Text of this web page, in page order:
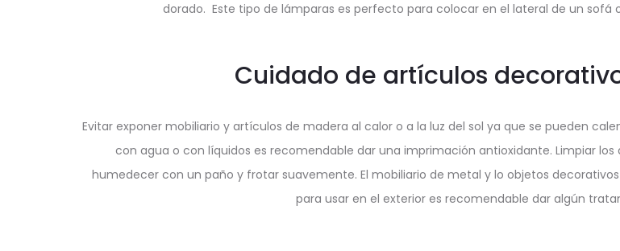
dorado. Este tipo de lámparas es perfecto para colocar en el lateral de un
Cuidado de artículos
Evitar exponer mobiliario y artículos de madera al calor o a la luz del sol ya que se pueden
con agua o con líquidos es recomendable dar una imprimación antioxidante. Limpiar
humedecer con un paño y frotar suavemente. El mobiliario de metal y lo objetos
para usar en el exterior es recomendable dar algún